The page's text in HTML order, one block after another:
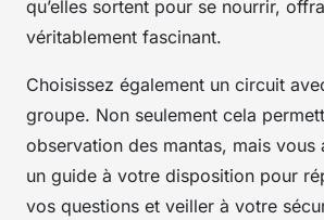
qu’elles sortent pour se nourrir,
véritablement fascinant.
Choisissez également un circuit
groupe. Non seulement cela
observation des mantas, mais vous
un guide à votre disposition pour
vos questions et veiller à votre